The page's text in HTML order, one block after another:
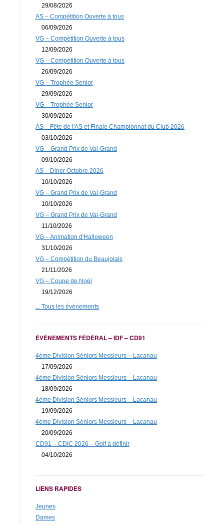
* Obligatoire
29/08/2026
AS – Compétition Ouverte à tous
06/09/2026
VG – Compétition Ouverte à tous
12/09/2026
VG – Compétition Ouverte à tous
26/09/2026
VG – Trophée Senior
29/09/2026
VG – Trophée Senior
30/09/2026
AS – Fête de l'AS et Finale Championnat du Club 2026
03/10/2026
VG – Grand Prix de Val-Grand
09/10/2026
AS – Diner Octobre 2026
10/10/2026
VG – Grand Prix de Val-Grand
10/10/2026
VG – Grand Prix de Val-Grand
11/10/2026
VG – Animation d'Halloween
31/10/2026
VG – Compétition du Beaujolais
21/11/2026
VG – Coupe de Noël
19/12/2026
... Tous les événements
ÉVÉNEMENTS FÉDÉRAL – IDF – CD91
4ème Division Séniors Messieurs – Lacanau
17/09/2026
4ème Division Séniors Messieurs – Lacanau
18/09/2026
4ème Division Séniors Messieurs – Lacanau
19/09/2026
4ème Division Séniors Messieurs – Lacanau
20/09/2026
CD91 – CDIC 2026 – Golf à définir
04/10/2026
LIENS RAPIDES
Jeunes
Dames